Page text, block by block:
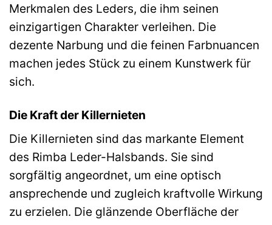
Merkmalen des Leders, die ihm seinen
einzigartigen Charakter verleihen. Die
dezente Narbung und die feinen Farbnuancen
machen jedes Stück zu einem Kunstwerk für
sich.
Die Kraft der Killernieten
Die Killernieten sind das markante Element
des Rimba Leder-Halsbands. Sie sind
sorgfältig angeordnet, um eine optisch
ansprechende und zugleich kraftvolle Wirkung
zu erzielen. Die glänzende Oberfläche der